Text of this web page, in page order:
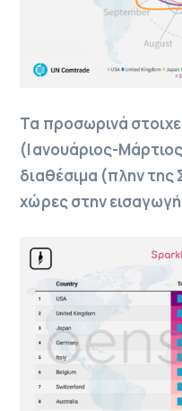
Τα προσωρινά
(Ιανουάριος-
διαθέσιμα (πλην της
χώρες στην